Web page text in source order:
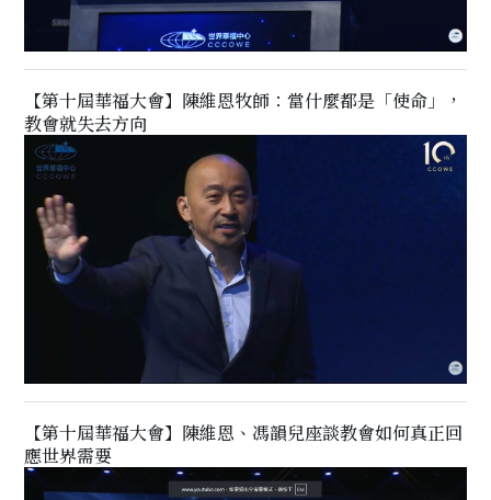
【第十屆華福大會】陳維恩牧師：當什麼都是「使命」，
教會就失去方向
【第十屆華福大會】陳維恩、馮韻兒座談教會如何真正回
應世界需要